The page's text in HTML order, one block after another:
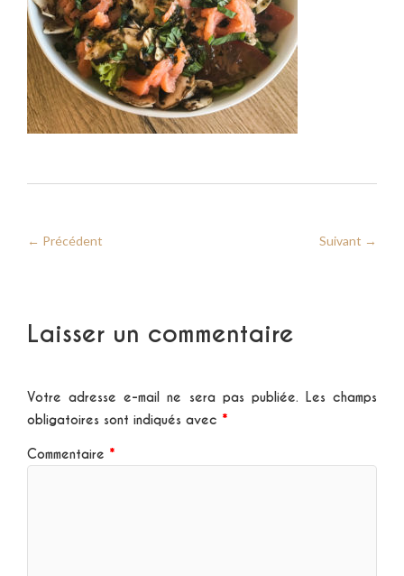
← Précédent Suivant →
Laisser un commentaire
Votre adresse e-mail ne sera pas publiée.
Les champs
obligatoires sont indiqués avec *
Commentaire *